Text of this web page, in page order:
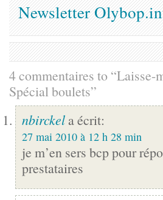
Newsletter
4 commentaires to “Laisse-
Spécial boulets”
nbirckel a écrit:
27 mai 2010 à 12 h 28 min
je m’en sers bcp pour
prestataires